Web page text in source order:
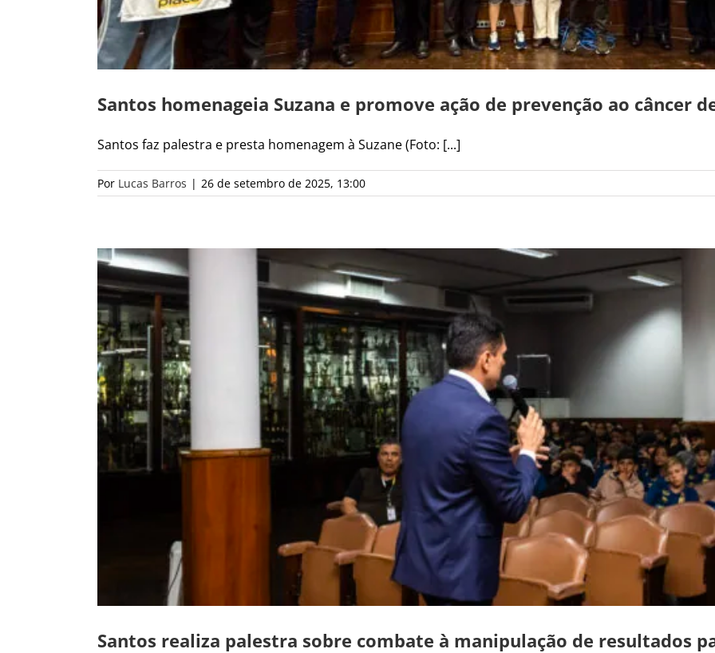
Santos homenageia Suzana e promove ação de prevenção ao câncer
Santos faz palestra e presta homenagem à Suzane (Foto: [...]
Por Lucas Barros | 26 de setembro de 2025, 13:00
Santos realiza palestra sobre combate à manipulação de resultados